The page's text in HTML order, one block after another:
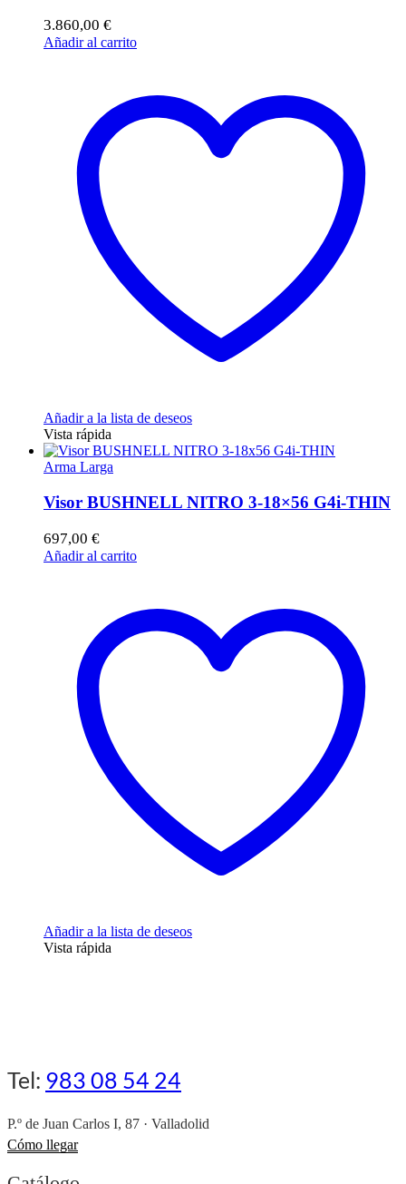
3.860,00 €
Añadir al carrito
Añadir a la lista de deseos
Vista rápida
Arma Larga
Visor BUSHNELL NITRO 3-18×56 G4i-THIN
697,00 €
Añadir al carrito
Añadir a la lista de deseos
Vista rápida
Tel: 983 08 54 24
P.º de Juan Carlos I, 87 · Valladolid
Cómo llegar